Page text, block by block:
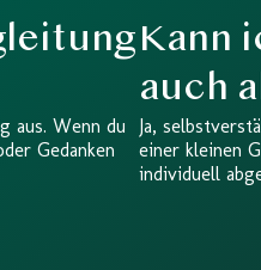
aus. Wenn du
Gedanken
Kann
auch
Ja,
einer kleinen
individuell